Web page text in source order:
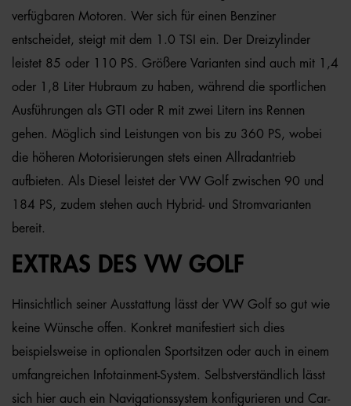
verfügbaren Motoren. Wer sich für einen Benziner
entscheidet, steigt mit dem 1.0 TSI ein. Der Dreizylinder
leistet 85 oder 110 PS. Größere Varianten sind auch mit 1,4
oder 1,8 Liter Hubraum zu haben, während die sportlichen
Ausführungen als GTI oder R mit zwei Litern ins Rennen
gehen. Möglich sind Leistungen von bis zu 360 PS, wobei
die höheren Motorisierungen stets einen Allradantrieb
aufbieten. Als Diesel leistet der VW Golf zwischen 90 und
184 PS, zudem stehen auch Hybrid- und Stromvarianten
bereit.
EXTRAS DES VW GOLF
Hinsichtlich seiner Ausstattung lässt der VW Golf so gut wie
keine Wünsche offen. Konkret manifestiert sich dies
beispielsweise in optionalen Sportsitzen oder auch in einem
umfangreichen Infotainment-System. Selbstverständlich lässt
sich hier auch ein Navigationssystem konfigurieren und Car-